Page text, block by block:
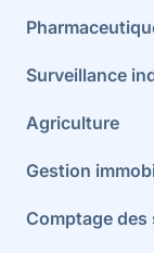
Surveillance
Agriculture
Gestion
Comptage